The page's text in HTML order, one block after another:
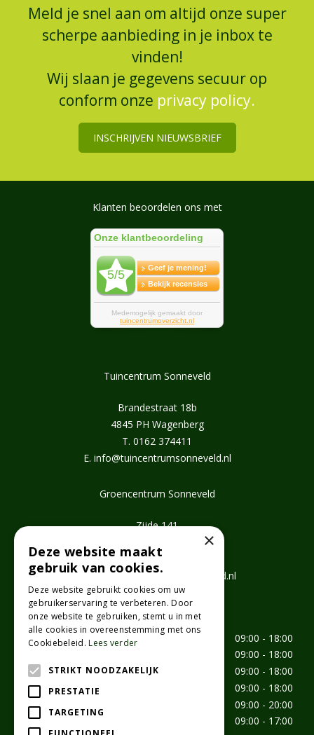
Meld je snel aan om altijd onze super
scherpe aanbieding in je inbox te
vinden!
Wij slaan je gegevens secuur op
conform onze privacy policy.
INSCHRIJVEN NIEUWSBRIEF
Klanten beoordelen ons met
Tuincentrum Sonneveld
Brandestraat 18b
4845 PH Wagenberg
T. 0162 374411
E. info@tuincentrumsonneveld.nl
Groencentrum Sonneveld
Zijde 141
T.0172 462647
E. info@groencentrumsonneveld.nl
Openingstijden
Maandag
09:00 - 18:00
09:00 - 18:00
Woensdag
09:00 - 18:00
Donderdag
09:00 - 18:00
09:00 - 20:00
09:00 - 17:00
×
Deze website maakt
gebruik van cookies.
Deze website gebruikt cookies om uw
gebruikerservaring te verbeteren. Door
onze website te gebruiken, stemt u in met
alle cookies in overeenstemming met ons
Cookiebeleid.Lees verder
STRIKT NOODZAKELIJK
PRESTATIE
TARGETING